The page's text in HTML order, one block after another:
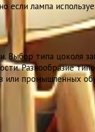
лампа
Выбор типа цоколя
Разнообразие
или промышленных